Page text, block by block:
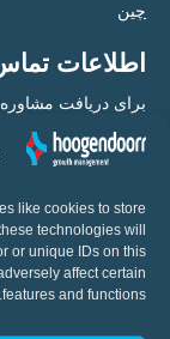
like cookies to store
technologies will
or unique IDs on this
affect certain
features and functions.
چین
اطلاعات
برای دریافت مشاوره